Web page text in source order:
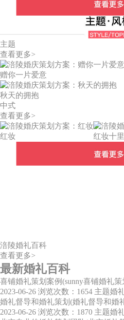
主题
查看更多>
赠你一片爱意
秋天的拥抱
中式
查看更多>
红妆 红妆十里
涪陵婚礼百科
查看更多>
最新婚礼百科
喜铺婚礼策划案例(sunny喜铺婚礼
2023-06-26 浏览次数：1654 主题婚
婚礼督导和婚礼策划(婚礼督导和婚
2023-06-26 浏览次数：1870 主题婚